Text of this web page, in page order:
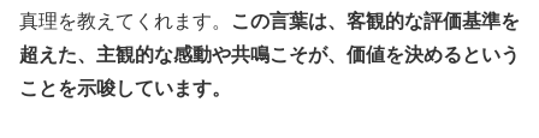
真理を教えてくれます。
この言葉は、客観的な評価基準を
超えた、主観的な感動や共鳴こそが、価値を決めるという
ことを示唆しています。